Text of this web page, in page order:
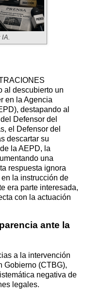
IA.
al descubierto un
en la Agencia
destapando al
Defensor del
el Defensor del
descartar su
la AEPD, la
una
respuesta ignora
la instrucción de
era parte interesada,
con la actuación
ante la
a la intervención
Gobierno (CTBG),
negativa de
legales.